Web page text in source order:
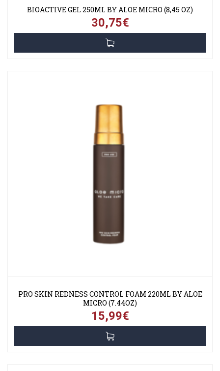
BIOACTIVE GEL 250ML BY ALOE MICRO (8,45 OZ)
30,75€
PRO SKIN REDNESS CONTROL FOAM 220ML BY ALOE
MICRO (7.44OZ)
15,99€